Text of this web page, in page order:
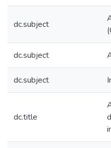
dc.subject
dc.subject
dc.subject
dc.title